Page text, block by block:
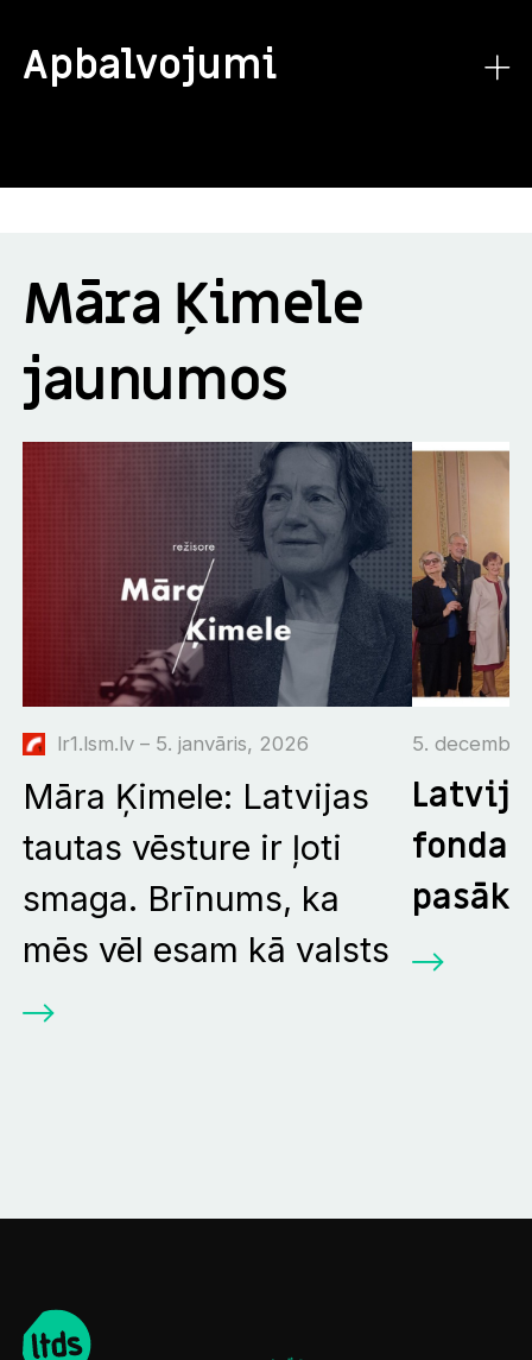
Apbalvojumi
Māra Ķimele
jaunumos
lr1.lsm.lv – 5. janvāris, 2026
Māra Ķimele: Latvijas
tautas vēsture ir ļoti
smaga. Brīnums, ka
mēs vēl esam kā valsts
5.
fonda